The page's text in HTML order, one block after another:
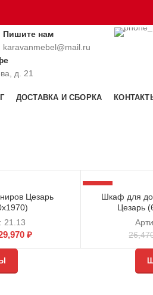
Пишите нам
karavanmebel@mail.ru
д. 21
ДОСТАВКА И СБОРКА
Цезарь
21.13
₽
Шкаф для
Цезарь